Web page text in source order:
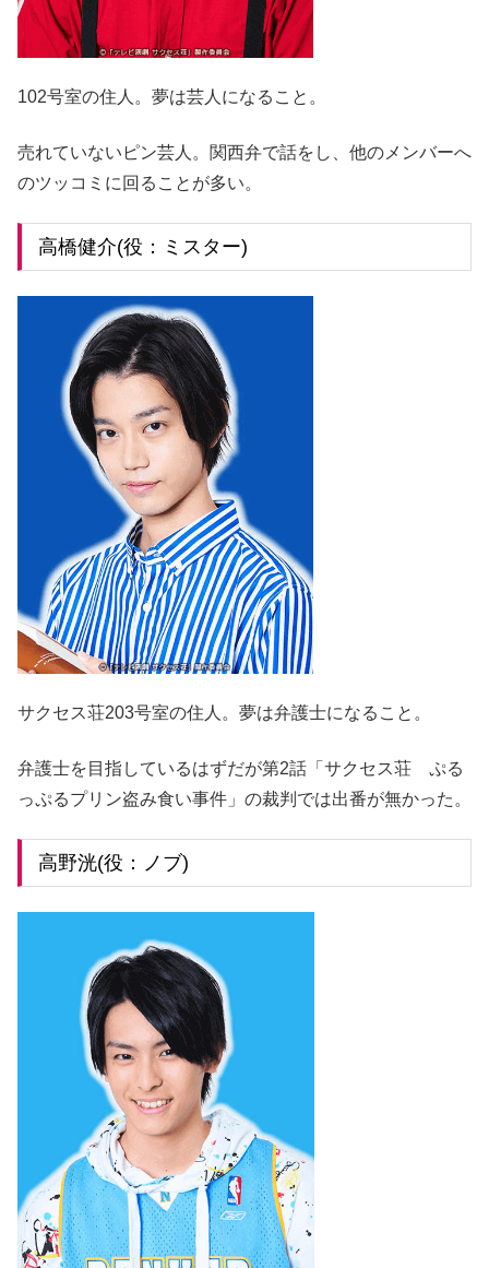
102号室の住人。夢は芸人になること。
売れていないピン芸人。関西弁で話をし、他のメンバーへ
のツッコミに回ることが多い。
高橋健介(役：ミスター)
サクセス荘203号室の住人。夢は弁護士になること。
弁護士を目指しているはずだが第2話「サクセス荘 ぷる
っぷるプリン盗み食い事件」の裁判では出番が無かった。
高野洸(役：ノブ)